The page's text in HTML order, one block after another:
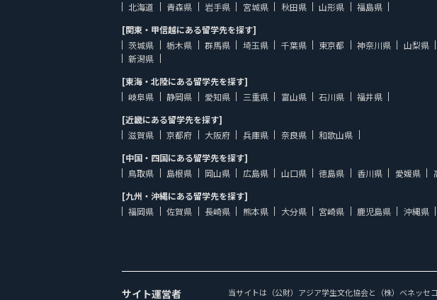
北海道
青森県 岩手県 宮城県 秋田県 山形県
福島県
[関東・甲信越にある留学先を探す]
茨城県
栃木県 群馬県 埼玉県 千葉県 東京都 神奈川県 山梨県
新潟県
[東海・北陸にある留学先を探す]
岐阜県
静岡県 愛知県 三重県 富山県 石川県
福井県
[近畿にある留学先を探す]
滋賀県
京都府 大阪府 兵庫県 奈良県
和歌山県
[中国・四国にある留学先を探す]
鳥取県
島根県 岡山県 広島県 山口県 徳島県 香川県 愛媛県
[九州・沖縄にある留学先を探す]
福岡県
佐賀県 長崎県 熊本県 大分県 宮崎県 鹿児島県 沖縄県
サイト運営者 当サイトは（公財）アジア学生文化協会と（株）ベネッセ